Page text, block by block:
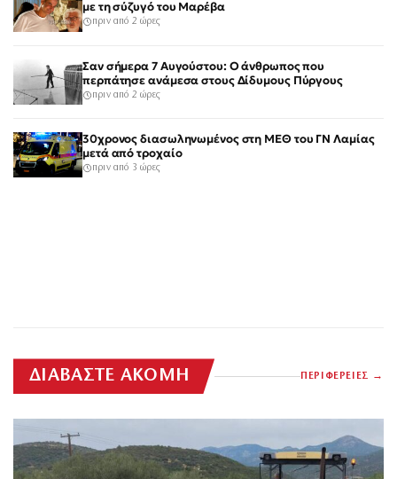
με τη σύζυγό του Μαρέβα
πριν από 2 ώρες
Σαν σήμερα 7 Αυγούστου: Ο άνθρωπος που
περπάτησε ανάμεσα στους Δίδυμους Πύργους
πριν από 2 ώρες
30χρονος διασωληνωμένος στη ΜΕΘ του ΓΝ Λαμίας
μετά από τροχαίο
πριν από 3 ώρες
ΔΙΑΒΑΣΤΕ ΑΚΟΜΗ ΠΕΡΙΦΕΡΕΙΕΣ